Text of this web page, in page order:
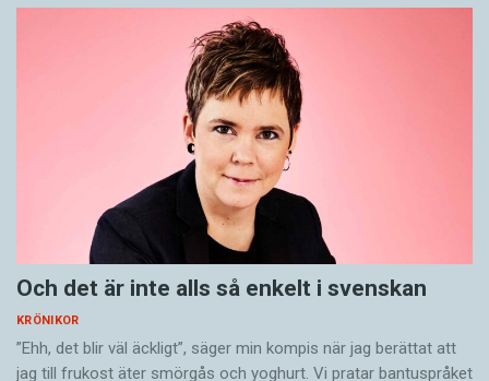
Och det är inte alls så enkelt i svenskan
KRÖNIKOR
”Ehh, det blir väl äckligt”, säger min kompis när jag berättat att
jag till frukost äter smörgås och yoghurt. Vi pratar bantuspråket